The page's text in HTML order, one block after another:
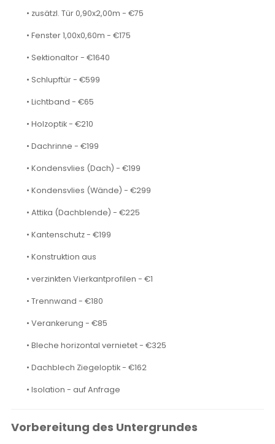
• zusätzl. Tür 0,90x2,00m - €75
• Fenster 1,00x0,60m - €175
• Sektionaltor - €1640
• Schlupftür - €599
• Lichtband - €65
• Holzoptik - €210
• Dachrinne - €199
• Kondensvlies (Dach) - €199
• Kondensvlies (Wände) - €299
• Attika (Dachblende) - €225
• Kantenschutz - €199
• Konstruktion aus
• verzinkten Vierkantprofilen - €1
• Trennwand - €180
• Verankerung - €85
• Bleche horizontal vernietet - €325
• Dachblech Ziegeloptik - €162
• Isolation - auf Anfrage
Vorbereitung des Untergrundes